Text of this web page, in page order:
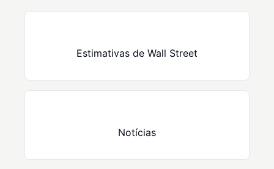
Estimativas de Wall Street
Notícias